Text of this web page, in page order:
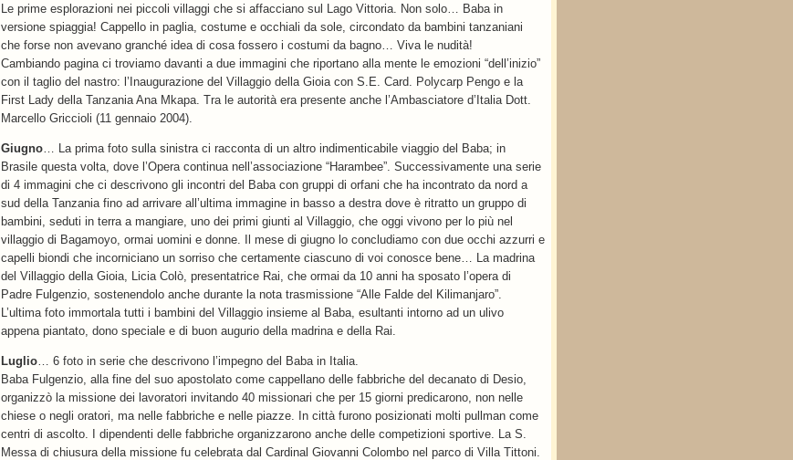
Le prime esplorazioni nei piccoli villaggi che si affacciano sul Lago Vittoria. Non solo… Baba in
versione spiaggia! Cappello in paglia, costume e occhiali da sole, circondato da bambini tanzaniani
che forse non avevano granché idea di cosa fossero i costumi da bagno… Viva le nudità!
Cambiando pagina ci troviamo davanti a due immagini che riportano alla mente le emozioni “dell’inizio”
con il taglio del nastro: l’Inaugurazione del Villaggio della Gioia con S.E. Card. Polycarp Pengo e la
First Lady della Tanzania Ana Mkapa. Tra le autorità era presente anche l’Ambasciatore d’Italia Dott.
Marcello Griccioli (11 gennaio 2004).
Giugno… La prima foto sulla sinistra ci racconta di un altro indimenticabile viaggio del Baba; in
Brasile questa volta, dove l’Opera continua nell’associazione “Harambee”. Successivamente una serie
di 4 immagini che ci descrivono gli incontri del Baba con gruppi di orfani che ha incontrato da nord a
sud della Tanzania fino ad arrivare all’ultima immagine in basso a destra dove è ritratto un gruppo di
bambini, seduti in terra a mangiare, uno dei primi giunti al Villaggio, che oggi vivono per lo più nel
villaggio di Bagamoyo, ormai uomini e donne. Il mese di giugno lo concludiamo con due occhi azzurri e
capelli biondi che incorniciano un sorriso che certamente ciascuno di voi conosce bene… La madrina
del Villaggio della Gioia, Licia Colò, presentatrice Rai, che ormai da 10 anni ha sposato l’opera di
Padre Fulgenzio, sostenendolo anche durante la nota trasmissione “Alle Falde del Kilimanjaro”.
L’ultima foto immortala tutti i bambini del Villaggio insieme al Baba, esultanti intorno ad un ulivo
appena piantato, dono speciale e di buon augurio della madrina e della Rai.
Luglio… 6 foto in serie che descrivono l’impegno del Baba in Italia.
Baba Fulgenzio, alla fine del suo apostolato come cappellano delle fabbriche del decanato di Desio,
organizzò la missione dei lavoratori invitando 40 missionari che per 15 giorni predicarono, non nelle
chiese o negli oratori, ma nelle fabbriche e nelle piazze. In città furono posizionati molti pullman come
centri di ascolto. I dipendenti delle fabbriche organizzarono anche delle competizioni sportive. La S.
Messa di chiusura della missione fu celebrata dal Cardinal Giovanni Colombo nel parco di Villa Tittoni.